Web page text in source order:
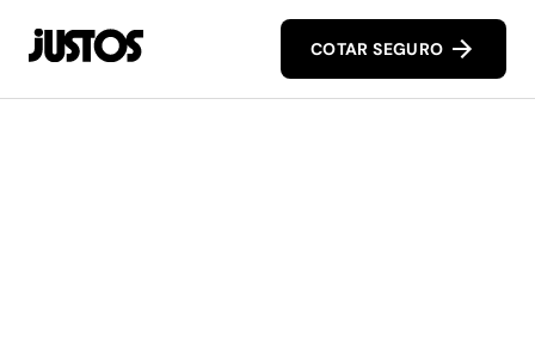
COTAR SEGURO